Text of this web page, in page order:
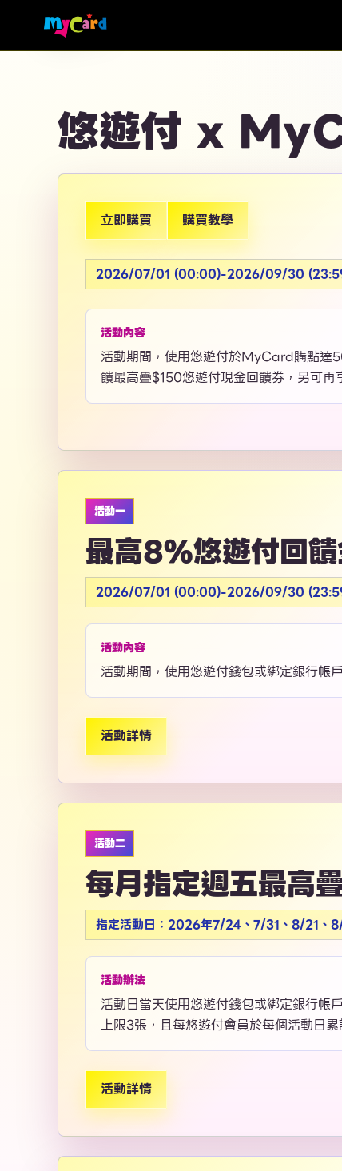
悠遊付 x
立即購買 購買教學
2026/07/01 (00:00)-2026/09/30
活動內容
活動期間，使用悠遊付於MyCard購點達
饋最高疊$150悠遊付現金回饋券，另可
活動一
最高8%悠遊付回
2026/07/01 (00:00)-2026/09/30
活動內容
活動期間，使用悠遊付錢包或綁定銀行
活動詳情
活動二
每月指定週五最高
指定活動日：2026年7/24、7/31、8/21
活動辦法
活動日當天使用悠遊付錢包或綁定銀行帳
上限3張，且每悠遊付會員於每個活動日
活動詳情